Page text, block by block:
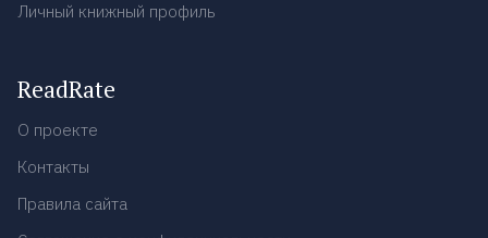
Личный книжный профиль
ReadRate
О проекте
Контакты
Правила сайта